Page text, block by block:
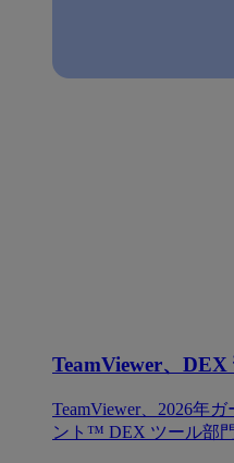
TeamViewer、
TeamViewer、2026年
ント™ DEX ツール部